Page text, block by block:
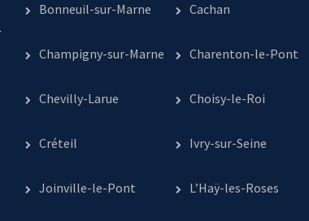
Bonneuil-sur-Marne Cachan
Champigny-sur-Marne Charenton-le-Pont
Chevilly-Larue Choisy-le-Roi
Créteil Ivry-sur-Seine
Joinville-le-Pont L’Haÿ-les-Roses